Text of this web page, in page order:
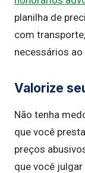
planilha de
com
necessários
Valorize
Não tenha
que você
preços
que você